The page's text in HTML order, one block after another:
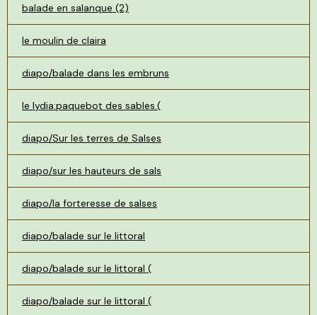
balade en salanque (2)
le moulin de claira
diapo/balade dans les embruns
le lydia:paquebot des sables.(
diapo/Sur les terres de Salses
diapo/sur les hauteurs de sals
diapo/la forteresse de salses
diapo/balade sur le littoral
diapo/balade sur le littoral (
diapo/balade sur le littoral (